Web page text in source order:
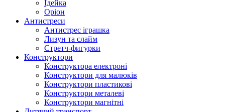
Ідейка
Оріон
Антистреси
Антистрес іграшка
Лизун та слайм
Стретч-фигурки
Конструктори
Конструктора електроні
Конструктори для малюків
Конструктори пластикові
Конструктори металеві
Конструктори магнітні